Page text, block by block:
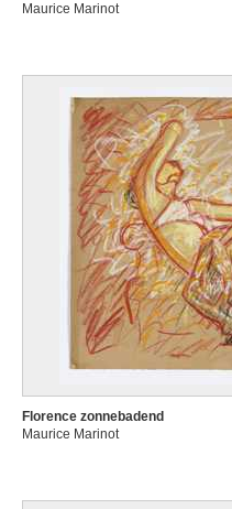
Maurice Marinot
Florence zonnebadend
Maurice Marinot